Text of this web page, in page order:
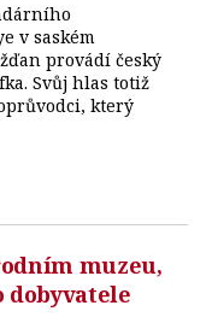
v saském
provádí český
Svůj hlas totiž
který
muzeu,